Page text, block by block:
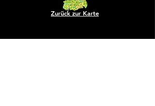
Zurück zur Karte